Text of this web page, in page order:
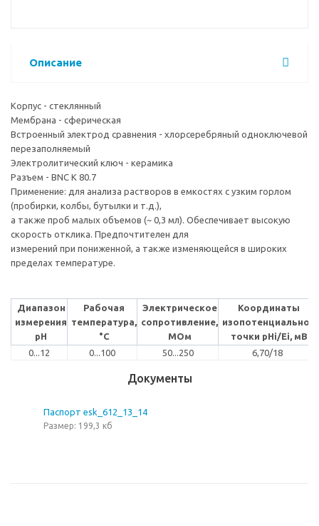
Описание
Корпус - стеклянный
Мембрана - сферическая
Встроенный электрод сравнения - хлорсеребряный одноключевой
перезаполняемый
Электролитический ключ - керамика
Разъем - BNC К 80.7
Применение: для анализа растворов в емкостях с узким горлом
(пробирки, колбы, бутылки и т.д.),
а также проб малых объемов (~ 0,3 мл). Обеспечивает высокую
скорость отклика. Предпочтителен для
измерений при пониженной, а также изменяющейся в широких
пределах температуре.
Диапазон
измерения
pH
Рабочая
температура,
°С
Электрическое
сопротивление,
МОм
Координаты
изопотенциальной
точки pHi/Ei, мВ
0...12
0...100 50...250 6,70/18
Документы
Паспорт esk_612_13_14
Размер: 199,3 кб